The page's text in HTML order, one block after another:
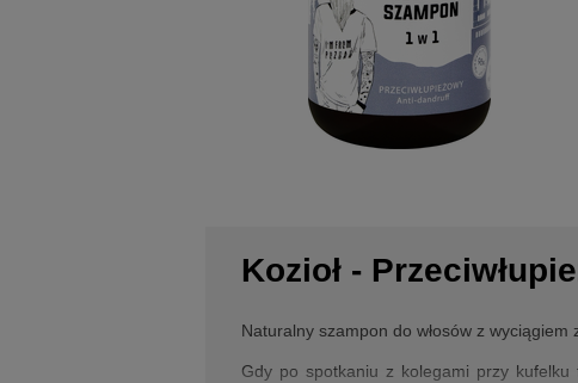
Kozioł -
Naturalny szampon do włosów z
Gdy po spotkaniu z kolegami przy kufelku